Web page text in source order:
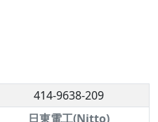
414-9638-209
日東電工(Nitto)